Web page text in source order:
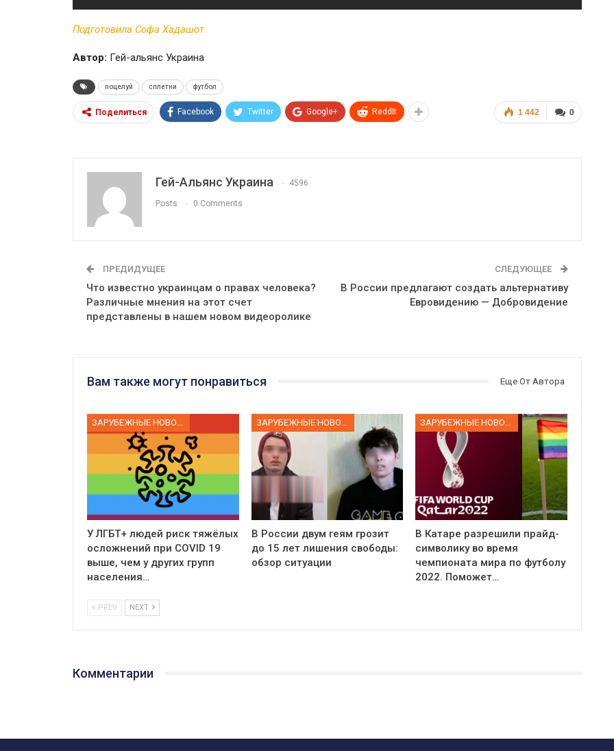
Подготовила Софа Хадашот
Автор: Гей-альянс Украина
поцелуй сплетни футбол
0
1 442
Поделиться Facebook Twitter Google+ ReddIt
Гей-Альянс Украина 4596
Posts 0 Comments
ПРЕДИДУЩЕЕ
Что известно украинцам о правах человека?
Различные мнения на этот счет
представлены в нашем новом видеоролике
СЛЕДУЮЩЕЕ
В России предлагают создать альтернативу
Евровидению — Добровидение
Вам также могут понравиться Еще От Автора
У ЛГБТ+ людей риск тяжёлых
осложнений при COVID 19
выше, чем у других групп
населения…
В России двум геям грозит
до 15 лет лишения свободы:
обзор ситуации
В Катаре разрешили прайд-
символику во время
чемпионата мира по футболу
2022. Поможет…
PREV NEXT
Комментарии